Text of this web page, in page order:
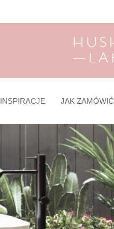
INSPIRACJE JAK ZAMÓWIĆ